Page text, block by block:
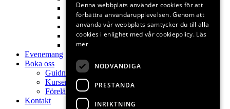
My
Poesi
Naturkontakt
Permakultur
Kontakt
Evenemang
Boka oss
Guidningar
Kurser
Föreläsningar
Kontakt
Denna webbplats använder cookies för att
förbättra användarupplevelsen. Genom att
använda vår webbplats samtycker du till alla
cookies i enlighet med vår cookiepolicy. Läs
mer
NÖDVÄNDIGA
PRESTANDA
INRIKTNING